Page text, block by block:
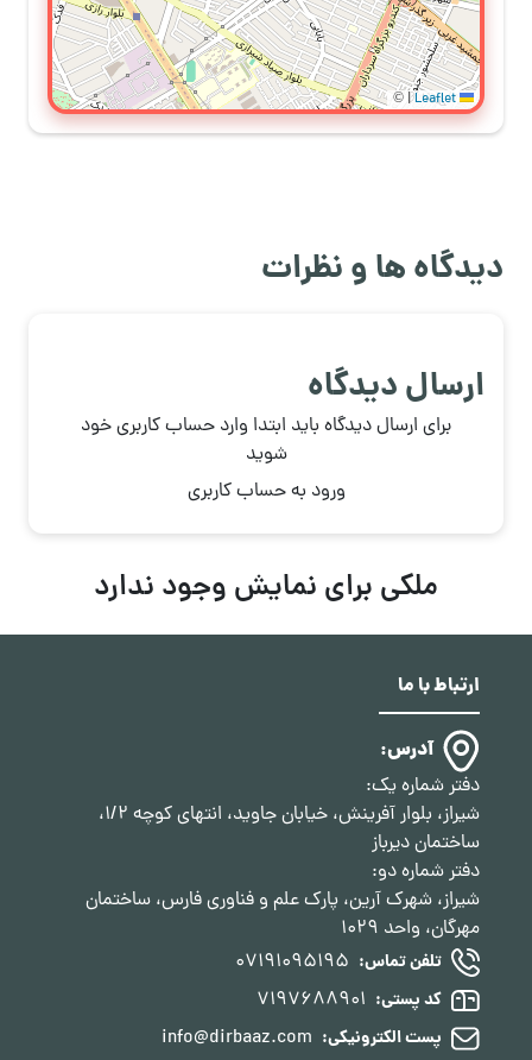
|
©
دیدگاه ها و نظرات
ارسال دیدگاه
برای ارسال دیدگاه باید ابتدا وارد حساب کاربری خود
شوید
ورود به حساب کاربری
ملکی برای نمایش وجود ندارد
ارتباط با ما
آدرس:
دفتر شماره یک:
شیراز، بلوار آفرینش، خیابان جاوید، انتهای کوچه 1/2،
ساختمان دیرباز
دفتر شماره دو:
شیراز، شهرک آرین، پارک علم و فناوری فارس، ساختمان
مهرگان، واحد 1029
تلفن تماس: 07191095195
کد پستی: 7197688901
پست الکترونیکی: info@dirbaaz.com